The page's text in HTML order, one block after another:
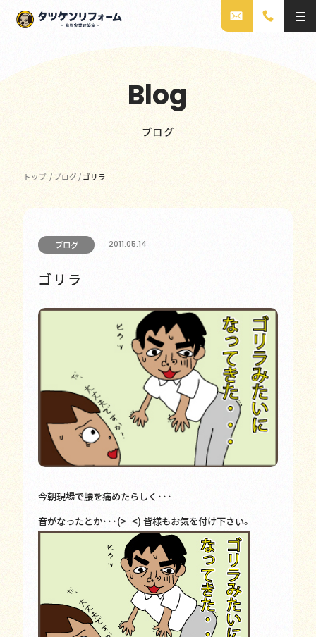
Blog
ブログ
トップ / ブログ / ゴリラ
ブログ 2011.05.14
ゴリラ
今朝現場で腰を痛めたらしく･･･
音がなったとか･･･(>_<) 皆様もお気を付け下さい。